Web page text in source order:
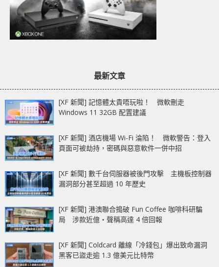
最新文章
[XF 新聞] 記憶體太貴唔玩啦！ 微軟刪走
Windows 11 32GB 配置建議
[XF 新聞] 酒店機場 Wi-Fi 淪陷！ 微軟警告：登入
頁面可被劫持，密碼與惡意軟件一併中招
[XF 新聞] 數千台伺服器被後門攻擊 主機板控制器
漏洞部分甚至超過 10 年歷史
[XF 新聞] 港澳聯合搗破 Fun Coffee 咖啡科研騙
局 涉款近億‧聲稱高達 4 倍回報
[XF 新聞] Coldcard 離線「冷錢包」爆出致命漏洞
黑客已盜走逾 1.3 億美元比特幣